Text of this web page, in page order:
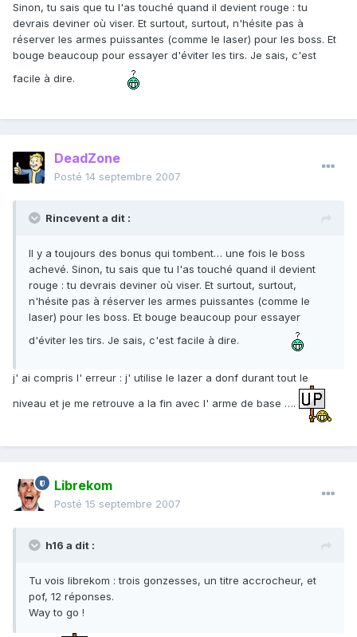
Sinon, tu sais que tu l'as touché quand il devient rouge : tu
devrais deviner où viser. Et surtout, surtout, n'hésite pas à
réserver les armes puissantes (comme le laser) pour les boss. Et
bouge beaucoup pour essayer d'éviter les tirs. Je sais, c'est
facile à dire.
DeadZone
Posté 14 septembre 2007
Rincevent a dit :
Il y a toujours des bonus qui tombent… une fois le boss
achevé. Sinon, tu sais que tu l'as touché quand il devient
rouge : tu devrais deviner où viser. Et surtout, surtout,
n'hésite pas à réserver les armes puissantes (comme le
laser) pour les boss. Et bouge beaucoup pour essayer
d'éviter les tirs. Je sais, c'est facile à dire.
j' ai compris l' erreur : j' utilise le lazer a donf durant tout le
niveau et je me retrouve a la fin avec l' arme de base ….
Librekom
Posté 15 septembre 2007
h16 a dit :
Tu vois librekom : trois gonzesses, un titre accrocheur, et
pof, 12 réponses.
Way to go !